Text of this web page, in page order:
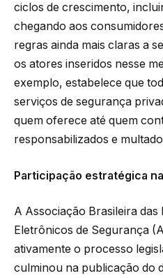
ciclos de crescimento,
chegando aos
regras ainda mais claras a
os atores inseridos nesse
exemplo, estabelece que
serviços de segurança
quem oferece até quem
responsabilizados e
Participação estratégica
A Associação Brasileira das
Eletrônicos de Segurança
ativamente o processo
culminou na publicação do